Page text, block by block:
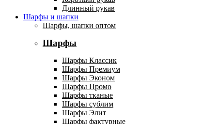
Длинный рукав
Шарфы и шапки
Шарфы, шапки оптом
Шарфы
Шарфы Классик
Шарфы Премиум
Шарфы Эконом
Шарфы Промо
Шарфы тканые
Шарфы сублим
Шарфы Элит
Шарфы фактурные